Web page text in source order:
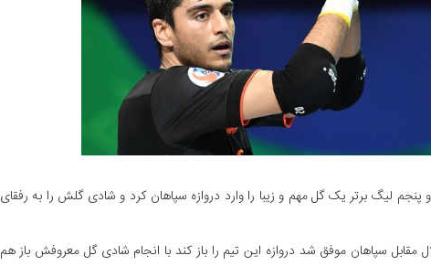
لیگ برتر یک گل مهم و زیبا را وارد دروازه سپاهان کرد و شادی گلش را به رفقای
سپاهان موفق شد دروازه این تیم را باز کند با انجام شادی گل معروفش باز هم